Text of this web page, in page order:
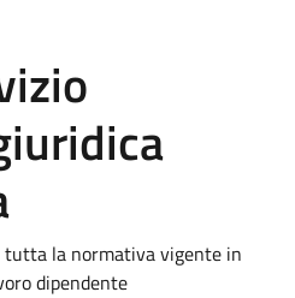
tutta la normativa vigente in
dipendente